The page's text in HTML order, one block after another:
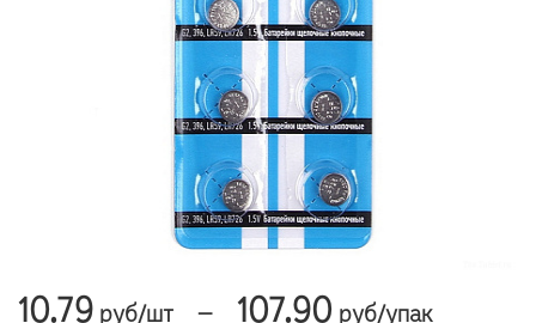
10.79 руб/шт — 107.90 руб/упак